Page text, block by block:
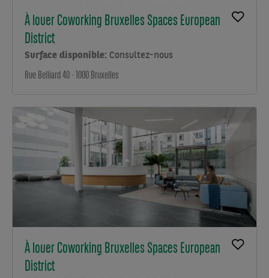
À louer Coworking Bruxelles Spaces European
District
Surface disponible: Consultez-nous
Rue Belliard 40 - 1000 Bruxelles
À louer Coworking Bruxelles Spaces European
District